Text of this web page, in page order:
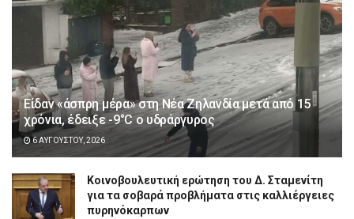
Είδαν «άσπρη μέρα» στη Νέα Ζηλανδία μετά από 15
χρόνια, έδειξε -9°C ο υδράργυρος
6 ΑΥΓΟΎΣΤΟΥ, 2026
Κοινοβουλευτική ερώτηση του Δ. Σταμενίτη
για τα σοβαρά προβλήματα στις καλλιέργειες
πυρηνόκαρπων